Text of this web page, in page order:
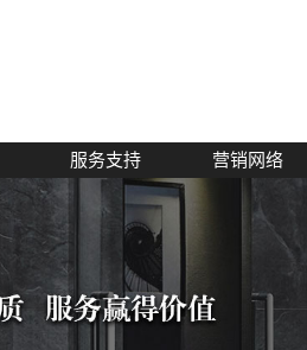
服务支持 营销网络